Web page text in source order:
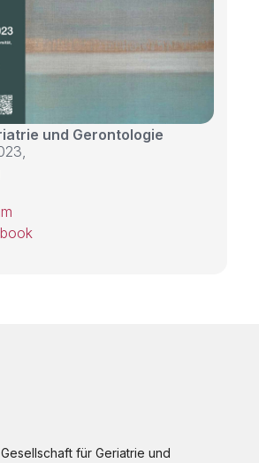
und Gerontologie
für Geriatrie und